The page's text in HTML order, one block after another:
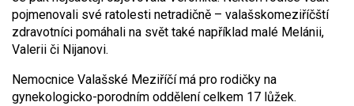
pojmenovali své ratolesti netradičně – valašskomeziříčští
zdravotníci pomáhali na svět také například malé Melánii,
Valerii či Nijanovi.
Nemocnice Valašské Meziříčí má pro rodičky na
gynekologicko-porodním oddělení celkem 17 lůžek.